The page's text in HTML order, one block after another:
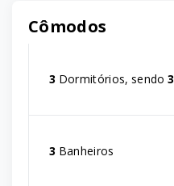
Cômodos
3 Dormitórios, sendo3
3 Banheiros